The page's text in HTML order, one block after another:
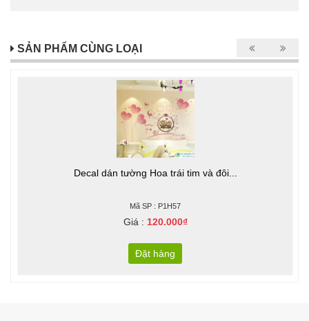
SẢN PHẨM CÙNG LOẠI
Decal dán tường Hoa trái tim và đôi...
Mã SP : P1H57
Giá : 120.000₫
Đặt hàng